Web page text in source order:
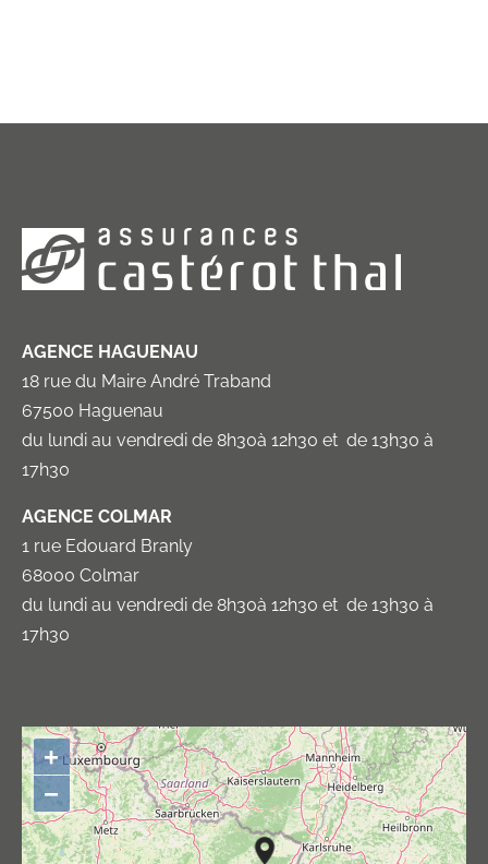
AGENCE HAGUENAU
18 rue du Maire André Traband
67500 Haguenau
du lundi au vendredi de 8h30à 12h30 et de 13h30 à
17h30
AGENCE COLMAR
1 rue Edouard Branly
68000 Colmar
du lundi au vendredi de 8h30à 12h30 et de 13h30 à
17h30
+
−